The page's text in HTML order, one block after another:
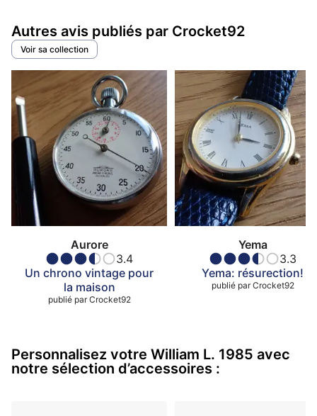
Autres avis publiés par Crocket92
Voir sa collection
Aurore
3.4
Un chrono vintage pour
la maison
publié par Crocket92
Yema
3.3
Yema: résurection!
publié par Crocket92
Personnalisez votre William L. 1985 avec
notre sélection d’accessoires :